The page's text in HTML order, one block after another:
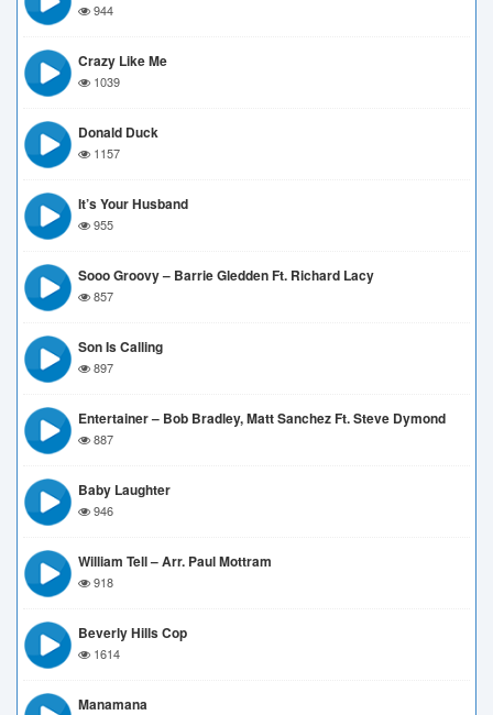
944
Crazy Like Me
1039
Donald Duck
1157
It’s Your Husband
955
Sooo Groovy – Barrie Gledden Ft. Richard Lacy
857
Son Is Calling
897
Entertainer – Bob Bradley, Matt Sanchez Ft. Steve Dymond
887
Baby Laughter
946
William Tell – Arr. Paul Mottram
918
Beverly Hills Cop
1614
Manamana